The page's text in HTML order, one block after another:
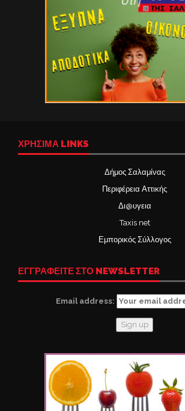
ΧΡΉΣΙΜΑ LINKS
Δήμος Σαλαμίνας
Περιφέρεια Αττικής
Δι@υγεια
Taxis net
Εμπορικός Σύλλογος
ΕΓΓΡΑΦΕΙΤΕ ΣΤΟ NEWSLETTER
Email address: